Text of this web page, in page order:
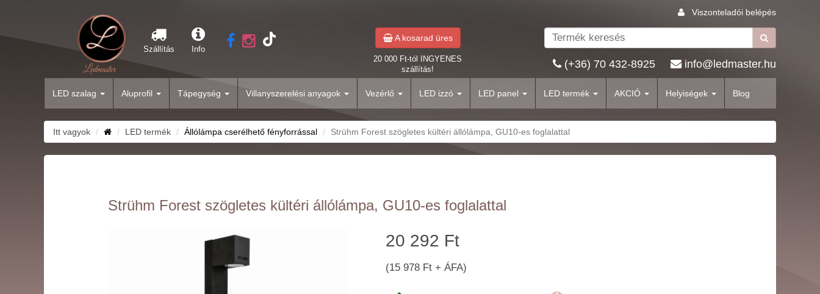
Viszonteladói belépés
Szállítás Info
A kosarad üres
20 000 Ft-tól INGYENES
szállítás!
(+36) 70 432-8925 info@ledmaster.hu
LED szalag Aluprofil Tápegység Villanyszerelési anyagok Vezérlő LED izzó LED panel LED termék AKCIÓ Helyiségek Blog
Itt vagyok LED termék Állólámpa cserélhető fényforrással Strühm Forest szögletes kültéri állólámpa, GU10-es foglalattal
Strühm Forest szögletes kültéri állólámpa, GU10-es foglalattal
20 292 Ft
(15 978 Ft + ÁFA)